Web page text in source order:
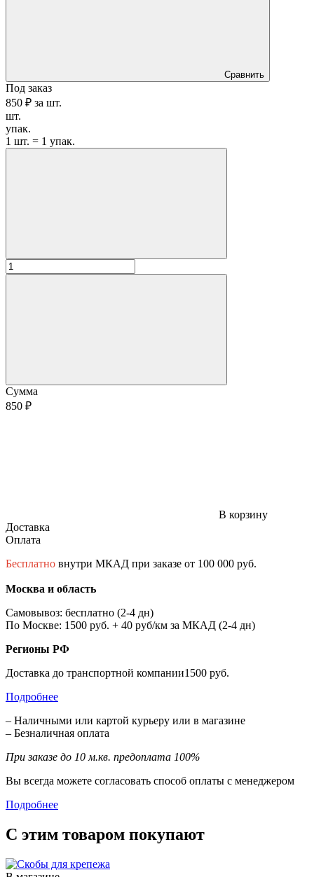
Сравнить
Под заказ
850 ₽ за шт.
шт.
упак.
1 шт. = 1 упак.
Сумма
850 ₽
В корзину
Доставка
Оплата
Бесплатно внутри МКАД при заказе от 100 000 руб.
Москва и область
Самовывоз: бесплатно (2-4 дн)
По Москве: 1500 руб. + 40 руб/км за МКАД (2-4 дн)
Регионы РФ
Доставка до транспортной компании1500 руб.
Подробнее
– Наличными или картой курьеру или в магазине
– Безналичная оплата
При заказе до 10 м.кв. предоплата 100%
Вы всегда можете согласовать способ оплаты с менеджером
Подробнее
С этим товаром покупают